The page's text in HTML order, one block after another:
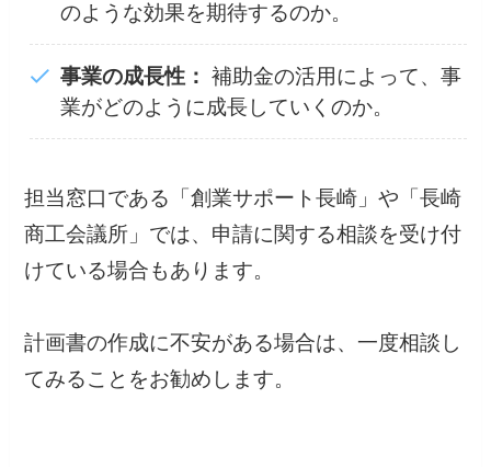
のような効果を期待するのか。
事業の成長性： 補助金の活用によって、事
業がどのように成長していくのか。
担当窓口である「創業サポート長崎」や「長崎
商工会議所」では、申請に関する相談を受け付
けている場合もあります。
計画書の作成に不安がある場合は、一度相談し
てみることをお勧めします。